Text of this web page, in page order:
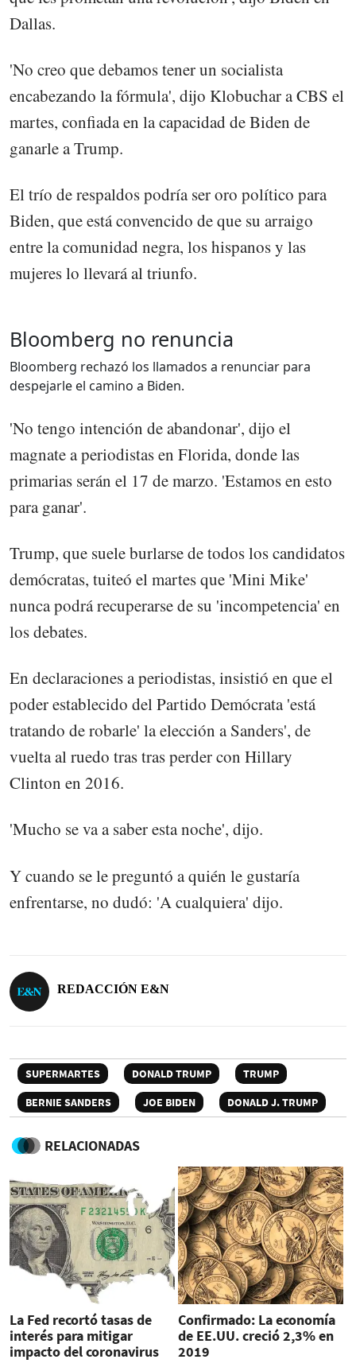
Dallas.
'No creo que debamos tener un socialista
encabezando la fórmula', dijo Klobuchar a CBS el
martes, confiada en la capacidad de Biden de
ganarle a Trump.
El trío de respaldos podría ser oro político para
Biden, que está convencido de que su arraigo
entre la comunidad negra, los hispanos y las
mujeres lo llevará al triunfo.
Bloomberg no renuncia
Bloomberg rechazó los llamados a renunciar para
despejarle el camino a Biden.
'No tengo intención de abandonar', dijo el
magnate a periodistas en Florida, donde las
primarias serán el 17 de marzo. 'Estamos en esto
para ganar'.
Trump, que suele burlarse de todos los candidatos
demócratas, tuiteó el martes que 'Mini Mike'
nunca podrá recuperarse de su 'incompetencia' en
los debates.
En declaraciones a periodistas, insistió en que el
poder establecido del Partido Demócrata 'está
tratando de robarle' la elección a Sanders', de
vuelta al ruedo tras tras perder con Hillary
Clinton en 2016.
'Mucho se va a saber esta noche', dijo.
Y cuando se le preguntó a quién le gustaría
enfrentarse, no dudó: 'A cualquiera' dijo.
REDACCIÓN E&N
SUPERMARTES DONALD TRUMP
TRUMP
BERNIE SANDERS
JOE BIDEN DONALD J. TRUMP
RELACIONADAS
La Fed recortó tasas de
interés para mitigar
impacto del coronavirus
Confirmado: La economía
de EE.UU. creció 2,3% en
2019